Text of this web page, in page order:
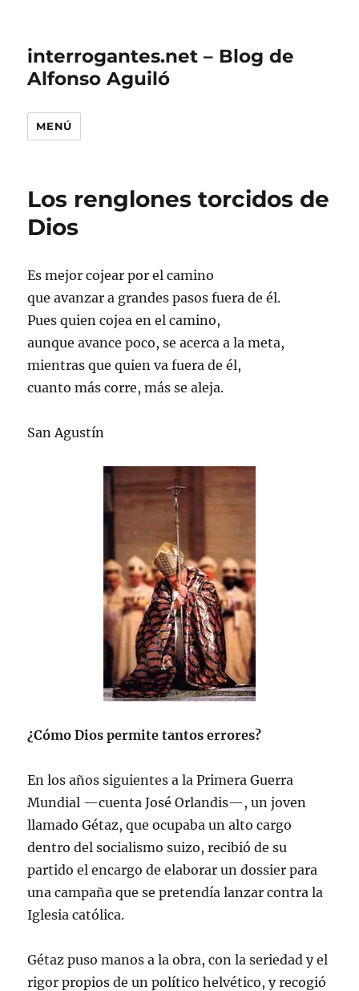
interrogantes.net – Blog de
Alfonso Aguiló
MENÚ
Los renglones torcidos de
Dios
Es mejor cojear por el camino
que avanzar a grandes pasos fuera de él.
Pues quien cojea en el camino,
aunque avance poco, se acerca a la meta,
mientras que quien va fuera de él,
cuanto más corre, más se aleja.
San Agustín
¿Cómo Dios permite tantos errores?
En los años siguientes a la Primera Guerra
Mundial —cuenta José Orlandis—, un joven
llamado Gétaz, que ocupaba un alto cargo
dentro del socialismo suizo, recibió de su
partido el encargo de elaborar un dossier para
una campaña que se pretendía lanzar contra la
Iglesia católica.
Gétaz puso manos a la obra, con la seriedad y el
rigor propios de un político helvético, y recogió